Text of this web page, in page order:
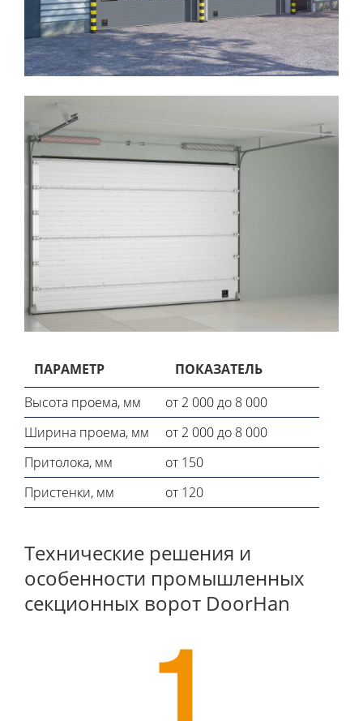
ПАРАМЕТР
ПОКАЗАТЕЛЬ
Высота проема, мм
от 2 000 до 8 000
Ширина проема, мм
от 2 000 до 8 000
Притолока, мм
от 150
Пристенки, мм
от 120
Технические решения и
особенности промышленных
секционных ворот DoorHan